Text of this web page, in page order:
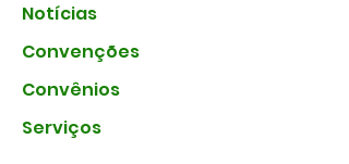
Notícias
Convenções
Convênios
Serviços